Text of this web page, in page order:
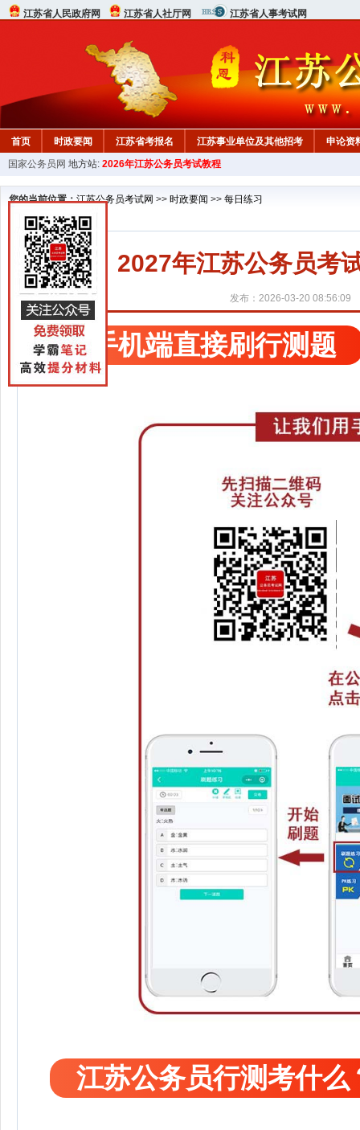
江苏省人民政府网 江苏省人社厅网 江苏省人事考试网
首页 时政要闻 江苏省考报名 江苏事业单位及其他招考
申论资
国家公务员网 地方站: 2026年江苏公务员考试教程
您的当前位置：江苏公务员考试网 >> 时政要闻 >> 每日练习
2027年江苏公务员考
发布：2026-03-20 08:56:09
手机端直接刷行测题
江苏公务员行测考什么